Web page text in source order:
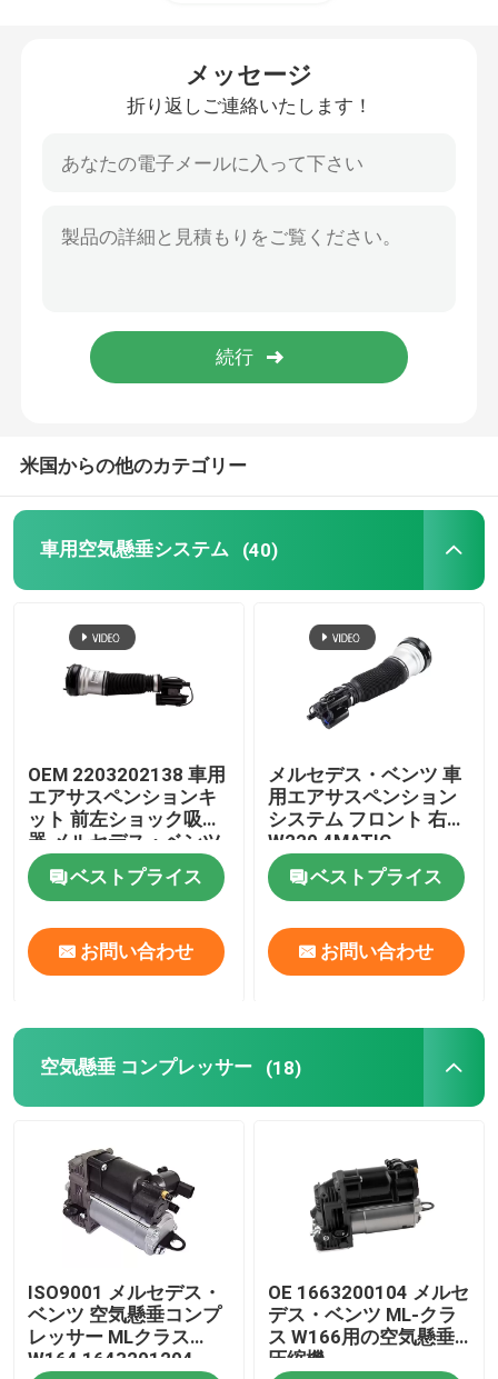
BMWの空気懸濁液の部品
ランド ローバーの空気懸濁液の部品
テスラエアサスペンション
Audiの空気懸濁液の部品
ジープ・チェロキーのエアサスペンション
空気懸濁液弁のブロック
メッセージ
折り返しご連絡いたします！
米国からの他のカテゴリー
車用空気懸垂システム (40)
OEM 2203202138 車用
エアサスペンションキ
ット 前左ショック吸収
器 メルセデス・ベンツ
W220 4MATIC
ベストプライス
お問い合わせ
メルセデス・ベンツ 車
用エアサスペンション
システム フロント 右
W220 4MATIC
2203202238
ベストプライス
お問い合わせ
空気懸垂 コンプレッサー (18)
ISO9001 メルセデス・
ベンツ 空気懸垂コンプ
レッサー MLクラス
W164 1643201204
OE 1663200104 メルセ
デス・ベンツ ML-クラ
ス W166用の空気懸垂
圧縮機